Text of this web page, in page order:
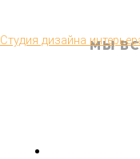
Студия дизайна МЫ